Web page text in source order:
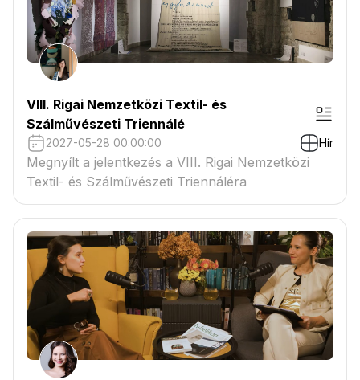
VIII. Rigai Nemzetközi Textil- és
Szálművészeti Triennálé
2027-05-28 00:00:00 Hír
Megnyílt a jelentkezés a VIII. Rigai Nemzetközi
Textil- és Szálművészeti Triennáléra